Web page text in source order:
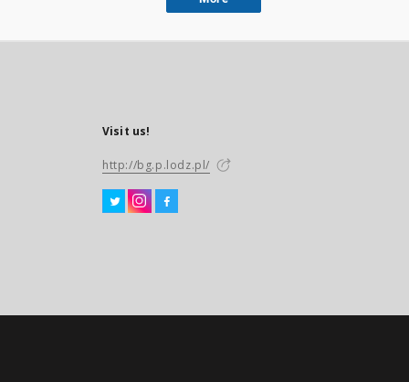
Visit us!
http://bg.p.lodz.pl/